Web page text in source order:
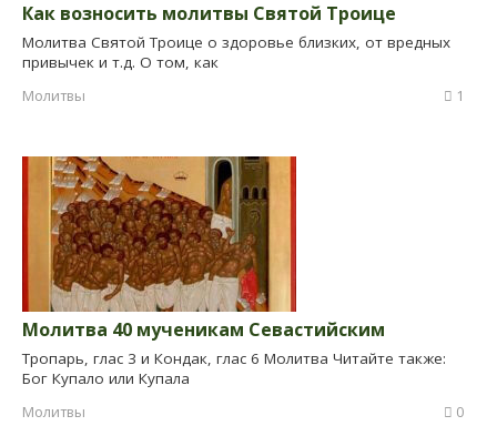
Как возносить молитвы Святой Троице
Молитва Святой Троице о здоровье близких, от вредных
привычек и т.д. О том, как
Молитвы
1
Молитва 40 мученикам Севастийским
Тропарь, глас 3 и Кондак, глас 6 Молитва Читайте также:
Бог Купало или Купала
Молитвы
0